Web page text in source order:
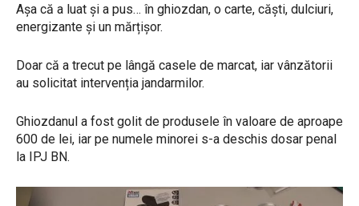
Așa că a luat și a pus… în ghiozdan, o carte, căști, dulciuri,
energizante și un mărțișor.
Doar că a trecut pe lângă casele de marcat, iar vânzătorii
au solicitat intervenția jandarmilor.
Ghiozdanul a fost golit de produsele în valoare de aproape
600 de lei, iar pe numele minorei s-a deschis dosar penal
la IPJ BN.